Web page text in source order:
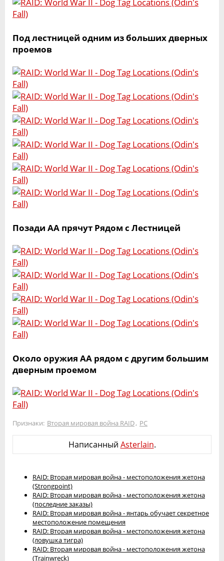
Под лестницей одним из больших дверных
проемов
Позади AA прячут Рядом с Лестницей
Около оружия AA рядом с другим большим
дверным проемом
Признаки: Вторая мировая война RAID, PC
Написанный Asterlain.
RAID: Вторая мировая война - местоположения жетона
(Strongpoint)
RAID: Вторая мировая война - местоположения жетона
(последние заказы)
RAID: Вторая мировая война - янтарь обучает секретное
местоположение помещения
RAID: Вторая мировая война - местоположения жетона
(ловушка тигра)
RAID: Вторая мировая война - местоположения жетона
(Trainwreck)